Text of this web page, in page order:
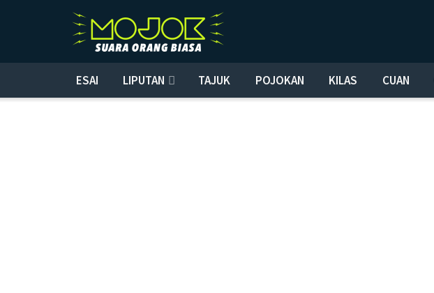
ESAI LIPUTAN TAJUK POJOKAN KILAS CUAN